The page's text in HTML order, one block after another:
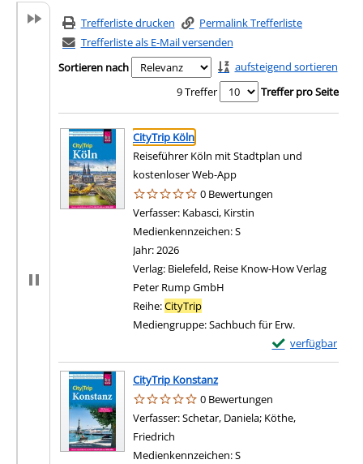
Trefferliste drucken
Permalink Trefferliste
Trefferliste als E-Mail versenden
Sortieren nach
aufsteigend sortieren
9 Treffer
Treffer pro Seite
Suchergebnis
Zu den Suchfiltern springen
CityTrip Köln
Reiseführer Köln mit Stadtplan und
kostenloser Web-App
0 Bewertungen
Verfasser: Kabasci, Kirstin
Medienkennzeichen:S
Jahr:2026
Verlag: Bielefeld, Reise Know-How Verlag
Peter Rump GmbH
Reihe:CityTrip
Mediengruppe:Sachbuch für Erw.
verfügbar
Exemplar-Details
CityTrip Konstanz
0 Bewertungen
Verfasser:Schetar, Daniela; Köthe,
Friedrich
Medienkennzeichen:S